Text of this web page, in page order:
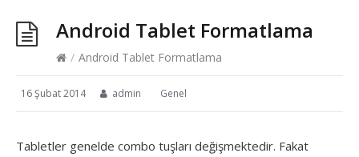
Android Tablet Formatlama
/ Android Tablet Formatlama
16 Şubat 2014 admin Genel
Tabletler genelde combo tuşları değişmektedir. Fakat